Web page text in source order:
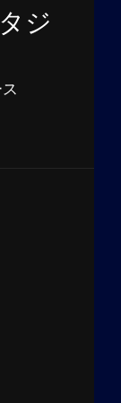
ジ